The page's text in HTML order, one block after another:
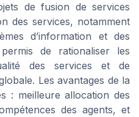
de fusion de services
des services, notamment
d’information et des
de rationaliser les
des services et de
Les avantages de la
: meilleure allocation des
des agents, et